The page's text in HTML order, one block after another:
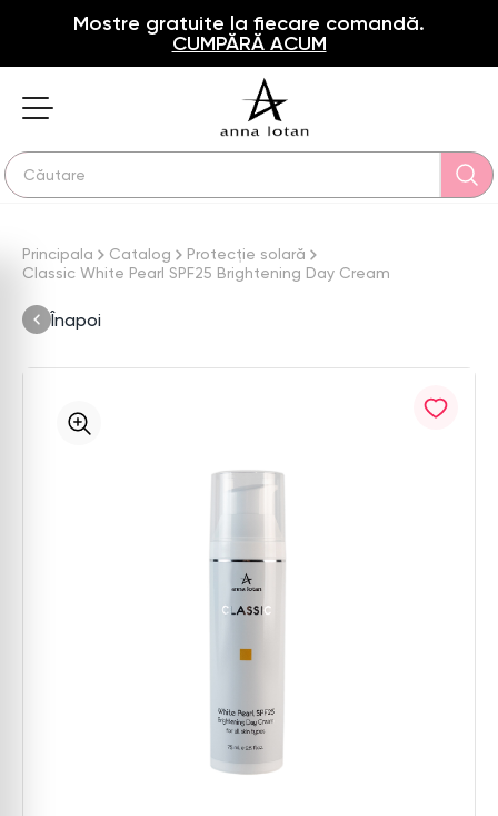
Mostre gratuite la fiecare comandă.
CUMPĂRĂ ACUM
Principala Catalog
Protecție solară
Classic White Pearl SPF25 Brightening Day Cream
Înapoi